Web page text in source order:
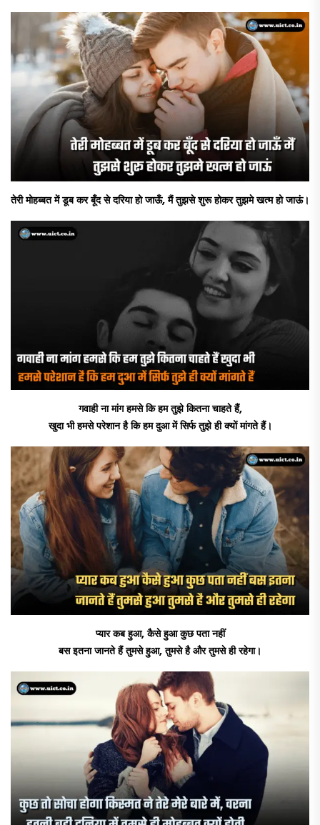
तेरी मोहब्बत में डूब कर बूँद से दरिया हो जाऊँ, मैं तुझसे शुरू होकर तुझमे खत्म हो जाऊं।
गवाही ना मांग हमसे कि हम तुझे कितना चाहते हैं,
खुदा भी हमसे परेशान है कि हम दुआ में सिर्फ तुझे ही क्यों मांगते हैं।
प्यार कब हुआ, कैसे हुआ कुछ पता नहीं
बस इतना जानते हैं तुमसे हुआ, तुमसे है और तुमसे ही रहेगा।